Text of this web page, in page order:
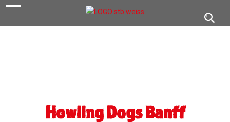
Howling Dogs Banff